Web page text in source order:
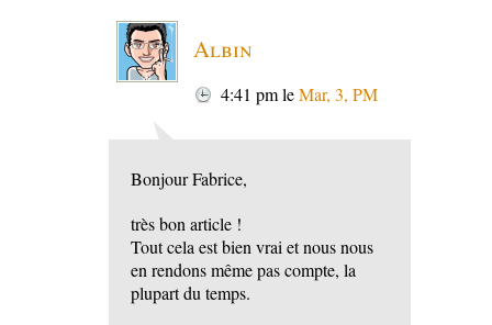
Albin
4:41 pmleMar, 3, PM
Bonjour Fabrice,
très bon article !
Tout cela est bien vrai et nous nous
en rendons même pas compte, la
plupart du temps.